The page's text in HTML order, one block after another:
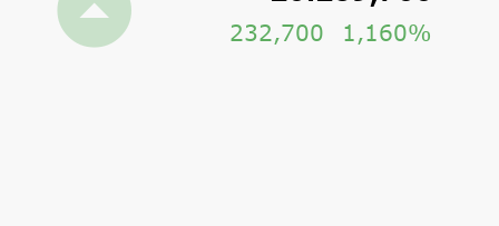
232,700 1,160%